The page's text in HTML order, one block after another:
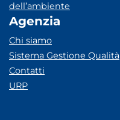
dell’ambiente
Agenzia
Chi siamo
Sistema Gestione Qualità
Contatti
URP